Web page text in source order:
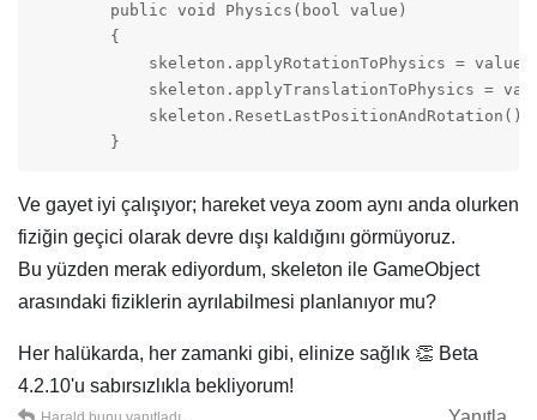
        public void Physics(bool value)
        {
            skeleton.applyRotationToPhysics = value;
skeleton.applyTranslationToPhysics =
            skeleton.ResetLastPositionAndRotation();
        }
Ve gayet iyi çalışıyor; hareket veya zoom aynı anda olurken
fiziğin geçici olarak devre dışı kaldığını görmüyoruz.
Bu yüzden merak ediyordum, skeleton ile GameObject
arasındaki fiziklerin ayrılabilmesi planlanıyor mu?
Her halükarda, her zamanki gibi, elinize sağlık 👏 Beta
4.2.10'u sabırsızlıkla bekliyorum!